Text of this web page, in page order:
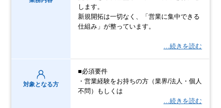
します。
新規開拓は一切なく、「営業に集中できる
仕組み」が整っています。
…続きを読む
対象となる方
■必須要件
・営業経験をお持ちの方（業界/法人・個人
不問）もしくは
…続きを読む